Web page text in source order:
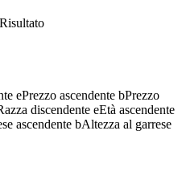
ePrezzo ascendente bPrezzo
discendente eEtà ascendente
ascendente bAltezza al garrese